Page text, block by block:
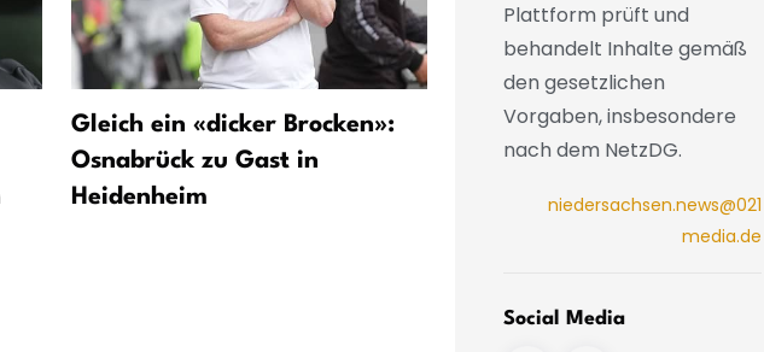
Gleich ein «dicker Brocken»:
Osnabrück zu Gast in
Heidenheim
TSV Havelse bestreitet
Drittliga-Auftakt in Heinz-
von-Heiden-Arena
Plattform prüft und
behandelt Inhalte gemäß
den gesetzlichen
Vorgaben, insbesondere
nach dem NetzDG.
niedersachsen.news@021
media.de
Social Media